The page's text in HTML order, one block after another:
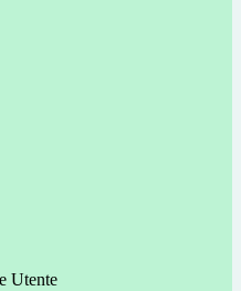
Utente